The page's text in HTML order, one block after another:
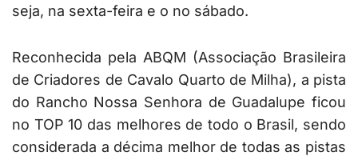
seja, na sexta-feira e o no sábado.
Reconhecida pela ABQM (Associação Brasileira
de Criadores de Cavalo Quarto de Milha), a pista
do Rancho Nossa Senhora de Guadalupe ficou
no TOP 10 das melhores de todo o Brasil, sendo
considerada a décima melhor de todas as pistas